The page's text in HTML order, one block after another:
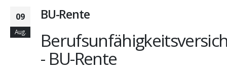
09
Aug.
BU-Rente
- BU-Rente